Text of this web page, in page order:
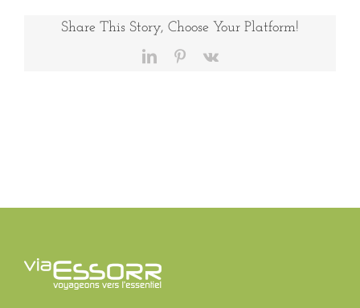
Share This Story, Choose Your Platform!
LinkedInPinterest
Vk